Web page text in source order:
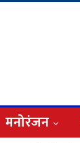
मनोरंजन